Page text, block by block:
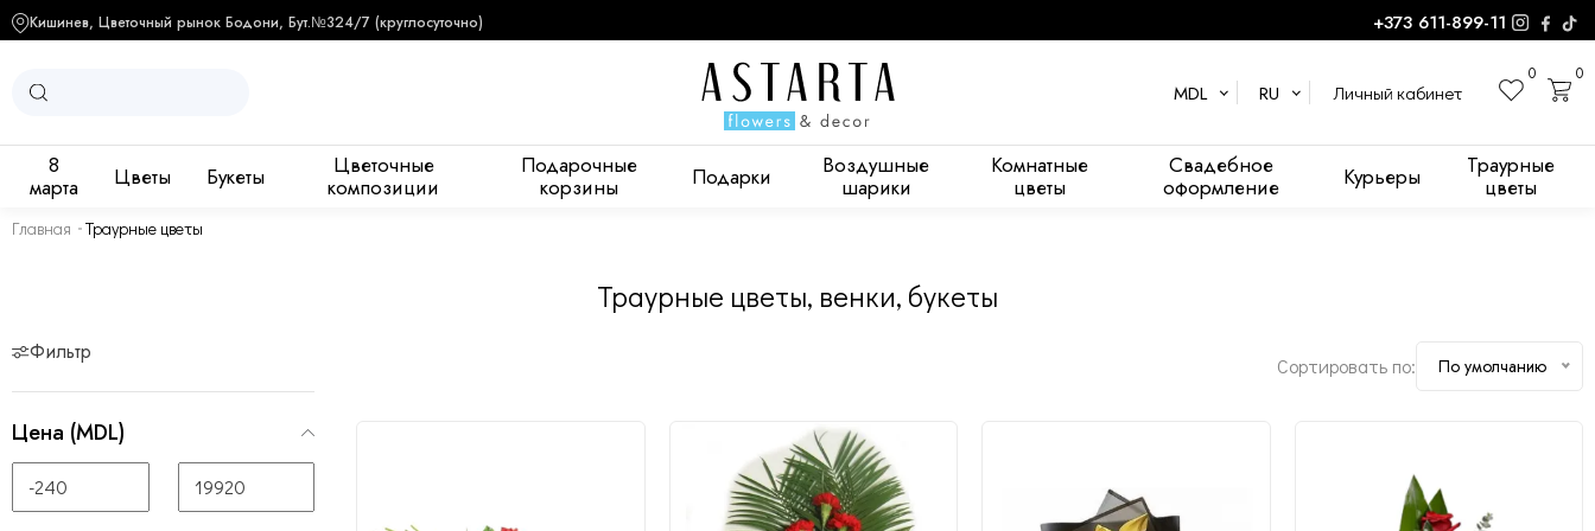
Кишинев, Цветочный рынок Бодони, Бут.№324/7 (круглосуточно) +373 611-899-11
MDL RU Личный кабинет
0 0
8
марта Цветы Букеты Цветочные
композиции
Подарочные
корзины Подарки Воздушные
шарики
Комнатные
цветы
Свадебное
оформление Курьеры Траурные
цветы
Главная Траурные цветы
Траурные цветы, венки, букеты
Фильтр
Цена (MDL)
Сортировать по: По умолчанию
Роза 50 см - 8